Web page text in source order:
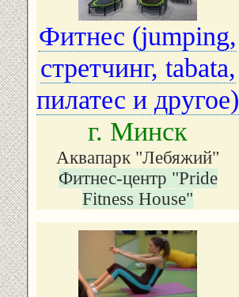
Фитнес (jumping,
стретчинг, tabata,
пилатес и другое)
г. Минск
Аквапарк "Лебяжий"
Фитнес-центр "Pride
Fitness House"